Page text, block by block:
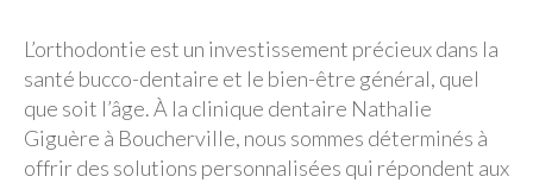
L’orthodontie est un investissement précieux dans la
santé bucco-dentaire et le bien-être général, quel
que soit l’âge. À la clinique dentaire Nathalie
Giguère à Boucherville, nous sommes déterminés à
offrir des solutions personnalisées qui répondent aux